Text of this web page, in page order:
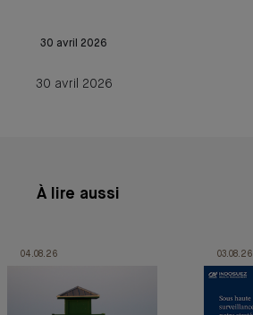
30 avril 2026
30 avril 2026
À lire aussi
04.08.26 03.08.26